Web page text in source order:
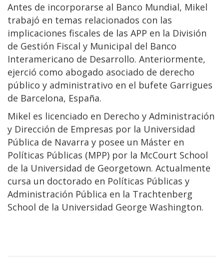
Antes de incorporarse al Banco Mundial, Mikel
trabajó en temas relacionados con las
implicaciones fiscales de las APP en la División
de Gestión Fiscal y Municipal del Banco
Interamericano de Desarrollo. Anteriormente,
ejerció como abogado asociado de derecho
público y administrativo en el bufete Garrigues
de Barcelona, España.
Mikel es licenciado en Derecho y Administración
y Dirección de Empresas por la Universidad
Pública de Navarra y posee un Máster en
Políticas Públicas (MPP) por la McCourt School
de la Universidad de Georgetown. Actualmente
cursa un doctorado en Políticas Públicas y
Administración Pública en la Trachtenberg
School de la Universidad George Washington.